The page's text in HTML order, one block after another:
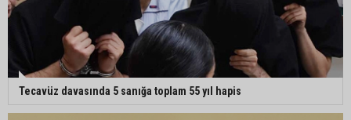
Tecavüz davasında 5 sanığa toplam 55 yıl hapis